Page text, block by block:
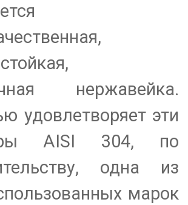
нержавейка.
удовлетворяет эти
AISI 304, по
одна из
марок